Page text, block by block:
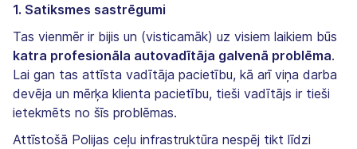
1. Satiksmes sastrēgumi
Tas vienmēr ir bijis un (visticamāk) uz visiem laikiem būs
katra profesionāla autovadītāja galvenā problēma.
Lai gan tas attīsta vadītāja pacietību, kā arī viņa darba
devēja un mērķa klienta pacietību, tieši vadītājs ir tieši
ietekmēts no šīs problēmas.
Attīstošā Polijas ceļu infrastruktūra nespēj tikt līdzi